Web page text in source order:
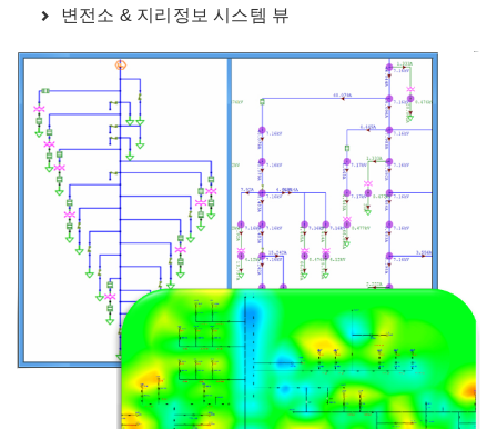
변전소 & 지리정보 시스템 뷰